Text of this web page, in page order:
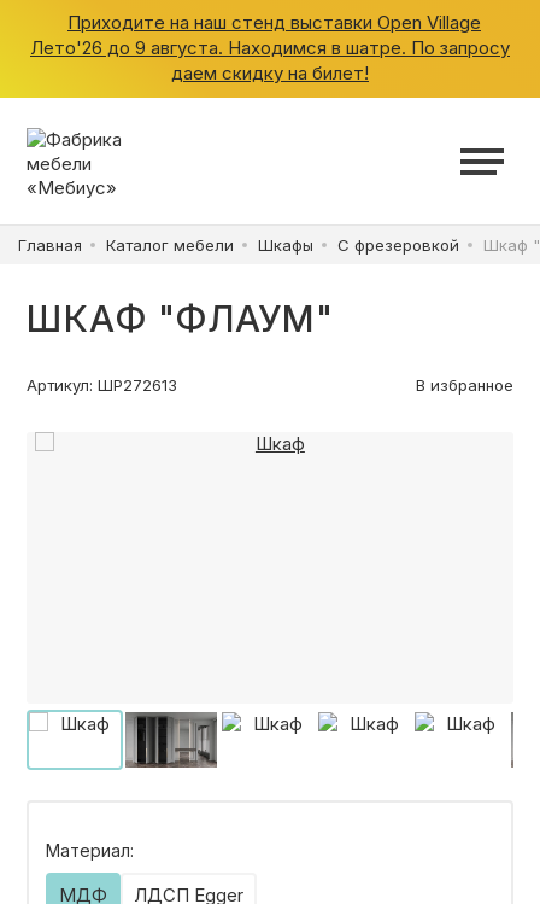
Приходите на наш стенд выставки Open Village
Лето'26 до 9 августа. Находимся в шатре. По запросу
даем скидку на билет!
Главная Каталог мебели Шкафы С фрезеровкой Шкаф
ШКАФ "ФЛАУМ"
Артикул: ШР272613 В избранное
Материал:
МДФ ЛДСП Egger
ШКАФЫ
КУХНИ
ВАННАЯ
О ФАБРИКЕ
НАШЕ ПРОИЗВОДСТВО